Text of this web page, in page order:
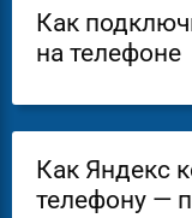
Как
на телефоне
Как Яндекс
телефону —